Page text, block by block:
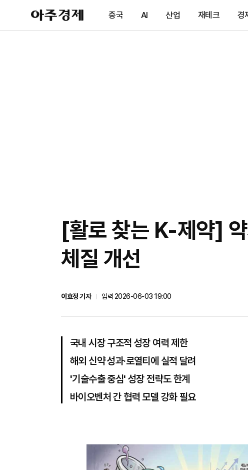
아
주
제
중국 AI 산업 재테크 경
[활로 찾는 K-제약]
체질 개선
이효정 기자
입력 2026-06-03 19:00
국내 시장 구조적 성장 여력 제한
해외 신약 성과·로열티에 실적 달려
'기술수출 중심' 성장 전략도 한계
바이오벤처 간 협력 모델 강화 필요